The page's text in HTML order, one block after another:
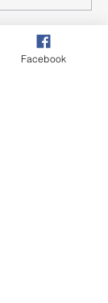
Facebook